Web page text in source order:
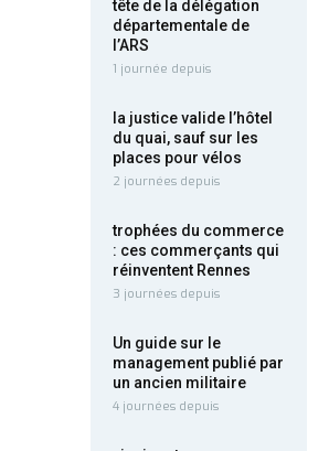
tête de la délégation
départementale de
l’ARS
1 journée depuis
la justice valide l’hôtel
du quai, sauf sur les
places pour vélos
2 journées depuis
trophées du commerce
: ces commerçants qui
réinventent Rennes
3 journées depuis
Un guide sur le
management publié par
un ancien militaire
4 journées depuis